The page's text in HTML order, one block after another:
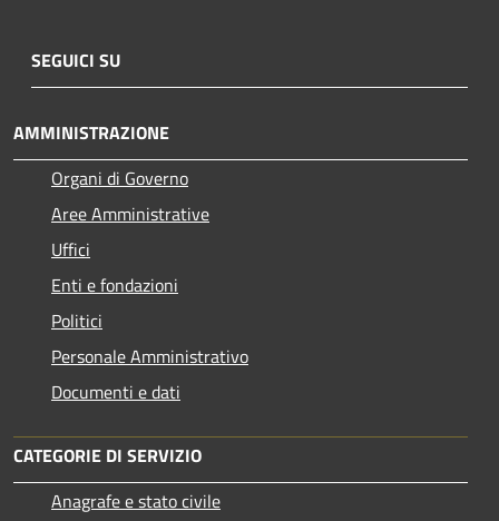
SEGUICI SU
AMMINISTRAZIONE
Organi di Governo
Aree Amministrative
Uffici
Enti e fondazioni
Politici
Personale Amministrativo
Documenti e dati
CATEGORIE DI SERVIZIO
Anagrafe e stato civile